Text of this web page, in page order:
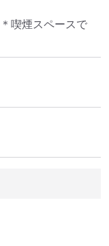
喫煙スペースで